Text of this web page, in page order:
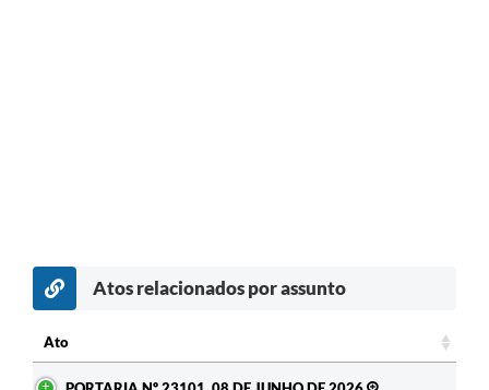
Atos relacionados por assunto
Ato